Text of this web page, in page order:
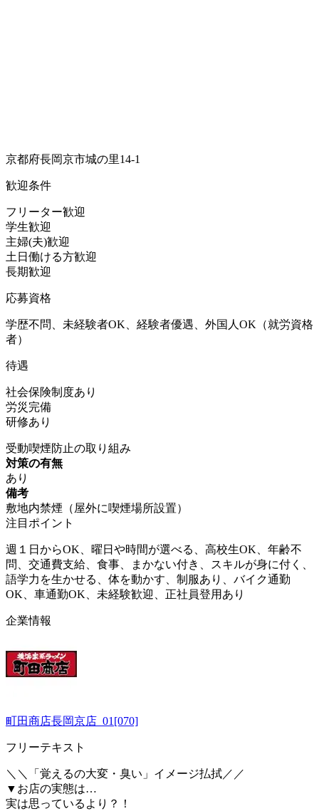
京都府長岡京市城の里14-1
歓迎条件
フリーター歓迎
学生歓迎
主婦(夫)歓迎
土日働ける方歓迎
長期歓迎
応募資格
学歴不問、未経験者OK、経験者優遇、外国人OK（就労資格
者）
待遇
社会保険制度あり
労災完備
研修あり
受動喫煙防止の取り組み
対策の有無
あり
備考
敷地内禁煙（屋外に喫煙場所設置）
注目ポイント
週１日からOK、曜日や時間が選べる、高校生OK、年齢不
問、交通費支給、食事、まかない付き、スキルが身に付く、
語学力を生かせる、体を動かす、制服あり、バイク通勤
OK、車通勤OK、未経験歓迎、正社員登用あり
企業情報
町田商店長岡京店_01[070]
フリーテキスト
＼＼「覚えるの大変・臭い」イメージ払拭／／
▼お店の実態は…
実は思っているより？！